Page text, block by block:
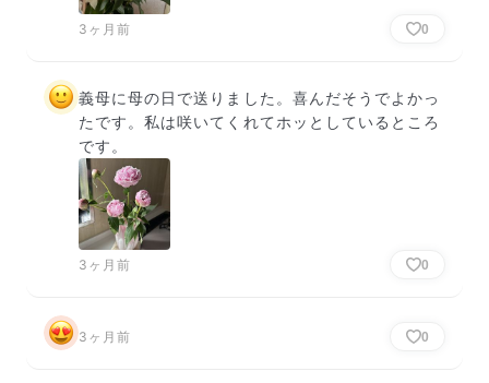
3ヶ月前 0
義母に母の日で送りました。喜んだそうでよかっ
たです。私は咲いてくれてホッとしているところ
です。
3ヶ月前 0
3ヶ月前 0